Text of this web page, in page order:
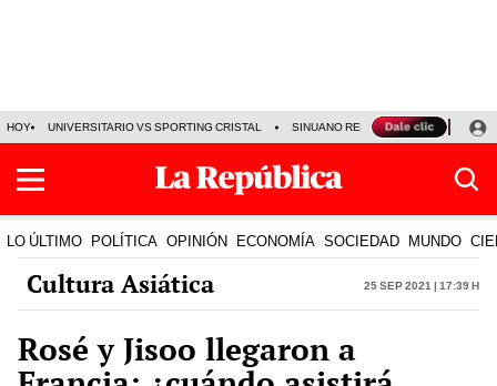
HOY UNIVERSITARIO VS SPORTING CRISTAL SINUANO RESULTADOS HOY
LO ÚLTIMO POLÍTICA OPINIÓN ECONOMÍA SOCIEDAD MUNDO
Cultura Asiática 25 Sep 2021 | 17:39 h
Rosé y Jisoo llegaron a